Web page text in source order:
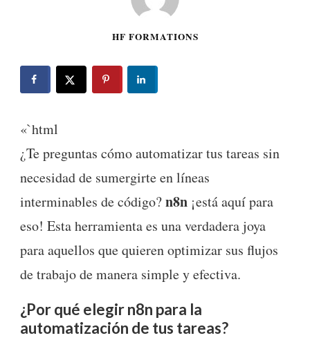
HF FORMATIONS
«`html
¿Te preguntas cómo automatizar tus tareas sin
necesidad de sumergirte en líneas
interminables de código?n8n ¡está aquí para
eso! Esta herramienta es una verdadera joya
para aquellos que quieren optimizar sus flujos
de trabajo de manera simple y efectiva.
¿Por qué elegir n8n para la
automatización de tus tareas?